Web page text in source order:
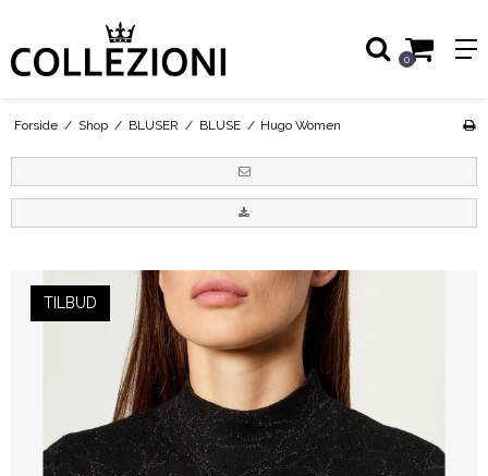
0
Forside / Shop / BLUSER / BLUSE / Hugo Women
TILBUD